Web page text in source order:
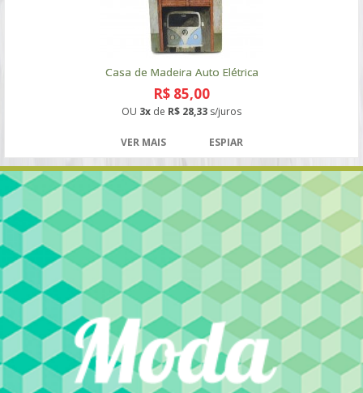
Casa de Madeira Auto Elétrica
R$ 85,00
OU 3x de R$ 28,33 s/juros
VER MAIS ESPIAR